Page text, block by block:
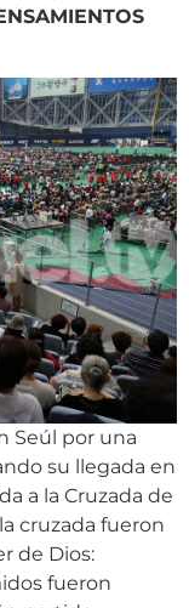
Seúl por una
su llegada en
a la Cruzada de
cruzada fueron
de Dios:
fueron